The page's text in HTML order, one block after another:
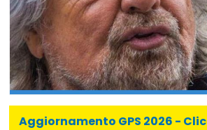
Aggiornamento GPS 2026 -